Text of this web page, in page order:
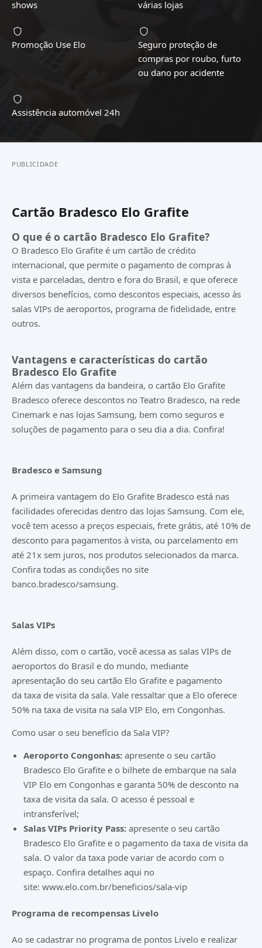
shows
várias lojas
Promoção Use Elo
Seguro proteção de
compras por roubo, furto
ou dano por acidente
Assistência automóvel 24h
PUBLICIDADE
Cartão Bradesco Elo Grafite
O que é o cartão Bradesco Elo Grafite?
O Bradesco Elo Grafite é um cartão de crédito
internacional, que permite o pagamento de compras à
vista e parceladas, dentro e fora do Brasil, e que oferece
diversos benefícios, como descontos especiais, acesso às
salas VIPs de aeroportos, programa de fidelidade, entre
outros.
Vantagens e características do cartão
Bradesco Elo Grafite
Além das vantagens da bandeira, o cartão Elo Grafite
Bradesco oferece descontos no Teatro Bradesco, na rede
Cinemark e nas lojas Samsung, bem como seguros e
soluções de pagamento para o seu dia a dia. Confira!
Bradesco e Samsung
A primeira vantagem do Elo Grafite Bradesco está nas
facilidades oferecidas dentro das lojas Samsung. Com ele,
você tem acesso a preços especiais, frete grátis, até 10% de
desconto para pagamentos à vista, ou parcelamento em
até 21x sem juros, nos produtos selecionados da marca.
Confira todas as condições no site
banco.bradesco/samsung.
Salas VIPs
Além disso, com o cartão, você acessa as salas VIPs de
aeroportos do Brasil e do mundo, mediante
apresentação do seu cartão Elo Grafite e pagamento
da taxa de visita da sala. Vale ressaltar que a Elo oferece
50% na taxa de visita na sala VIP Elo, em Congonhas.
Como usar o seu benefício da Sala VIP?
Aeroporto Congonhas: apresente o seu cartão
Bradesco Elo Grafite e o bilhete de embarque na sala
VIP Elo em Congonhas e garanta 50% de desconto na
taxa de visita da sala. O acesso é pessoal e
intransferível;
Salas VIPs Priority Pass: apresente o seu cartão
Bradesco Elo Grafite e o pagamento da taxa de visita da
sala. O valor da taxa pode variar de acordo com o
espaço. Confira detalhes aqui no
site: www.elo.com.br/beneficios/sala-vip
Programa de recompensas Livelo
Ao se cadastrar no programa de pontos Livelo e realizar